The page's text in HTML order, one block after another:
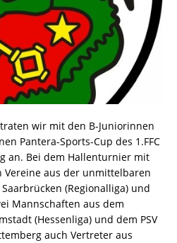
wir mit den B-Juniorinnen
Pantera-Sports-Cup des 1.FFC
an. Bei dem Hallenturnier mit
aus der unmittelbaren
(Regionalliga) und
Mannschaften aus dem
(Hessenliga) und dem PSV
auch Vertreter aus